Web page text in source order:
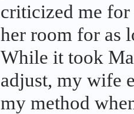
criticized me
her room for as
While it took
adjust, my wife
my method